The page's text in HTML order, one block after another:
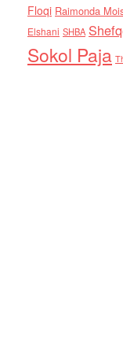
Floqi Raimonda
Elshani SHBA
Sokol Paja